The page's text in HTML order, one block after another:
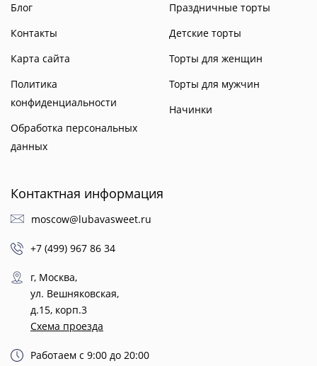
Блог
Контакты
Карта сайта
Политика
конфиденциальности
Обработка персональных
данных
Праздничные торты
Детские торты
Торты для женщин
Торты для мужчин
Начинки
Контактная информация
moscow@lubavasweet.ru
+7 (499) 967 86 34
г, Москва,
ул. Вешняковская,
д.15, корп.3
Схема проезда
Работаем с 9:00 до 20:00